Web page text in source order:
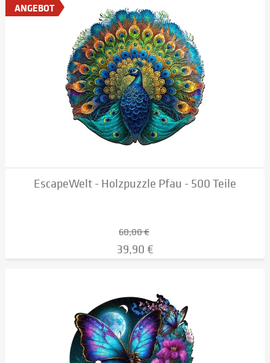
ANGEBOT
EscapeWelt - Holzpuzzle Pfau - 500 Teile
60,00 €
39,90 €